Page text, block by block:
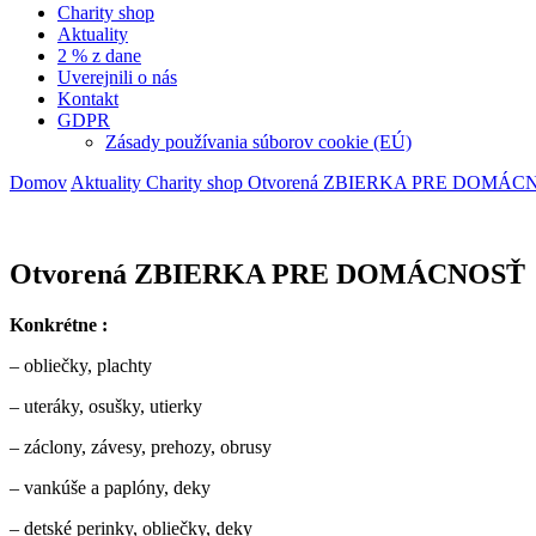
Charity shop
Aktuality
2 % z dane
Uverejnili o nás
Kontakt
GDPR
Zásady používania súborov cookie (EÚ)
Domov Aktuality Charity shop Otvorená ZBIERKA PRE
Otvorená ZBIERKA PRE DOMÁCNOSŤ
Konkrétne :
– obliečky, plachty
– uteráky, osušky, utierky
– záclony, závesy, prehozy, obrusy
– vankúše a paplóny, deky
– detské perinky, obliečky, deky